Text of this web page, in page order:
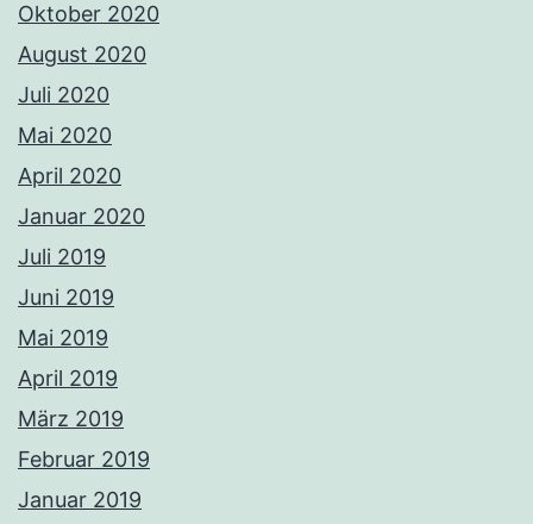
Oktober 2020
August 2020
Juli 2020
Mai 2020
April 2020
Januar 2020
Juli 2019
Juni 2019
Mai 2019
April 2019
März 2019
Februar 2019
Januar 2019